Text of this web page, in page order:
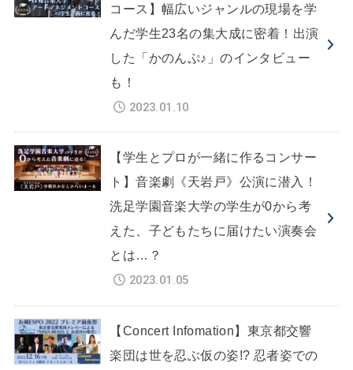
コース】幅広いジャンルの現場を学
んだ学生23名の集大成に密着！出演
した「かのんぷ♪」のインタビュー
も！
2023.01.10
【学生とプロが一緒に作るコンサー
ト】音楽劇《天岩戸》公演に潜入！
洗足学園音楽大学の学生が0から考
えた、子どもたちに届けたい演奏会
とは…？
2023.01.05
【Concert Infomation】東京都交響
楽団は世を忍ぶ仮の姿!? 忍者姿での